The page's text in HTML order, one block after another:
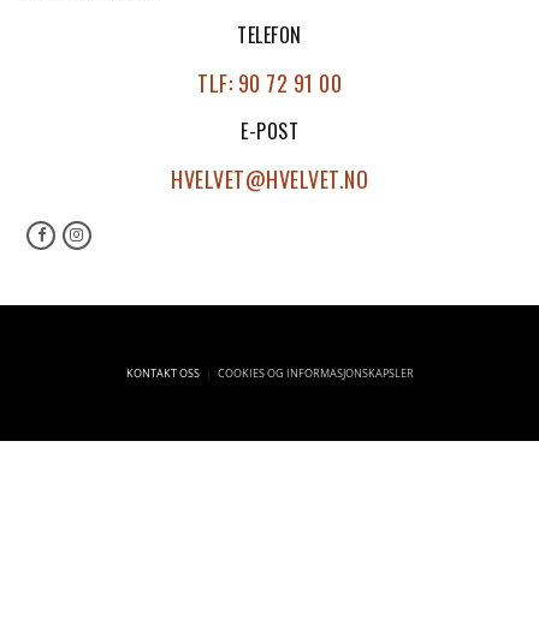
TELEFON
TLF: 90 72 91 00
E-POST
HVELVET@HVELVET.NO
KONTAKT OSS COOKIES OG INFORMASJONSKAPSLER